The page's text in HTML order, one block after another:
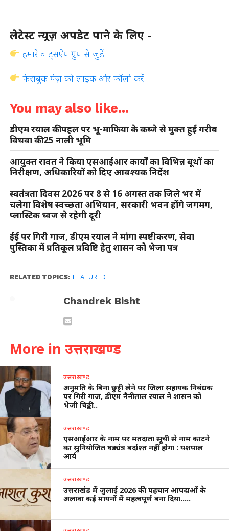
लेटेस्ट न्यूज़ अपडेट पाने के लिए -
हमारे वाट्सऐप ग्रुप से जुड़ें
फेसबुक पेज़ को लाइक और फॉलो करें
You may also like...
डीएम रयाल की पहल पर भू-माफिया के कब्जे से मुक्त हुई गरीब
विधवा की 25 नाली भूमि
आयुक्त रावत ने किया एसआईआर कार्यों का विभिन्न बूथों का
निरीक्षण, अधिकारियों को दिए आवश्यक निर्देश
स्वतंत्रता दिवस 2026 पर 8 से 16 अगस्त तक जिले भर में
चलेगा विशेष स्वच्छता अभियान, सरकारी भवन होंगे जगमग,
प्लास्टिक ध्वज से रहेगी दूरी
ईई पर गिरी गाज, डीएम रयाल ने मांगा स्पष्टीकरण, सेवा
पुस्तिका में प्रतिकूल प्रविष्टि हेतु शासन को भेजा पत्र
RELATED TOPICS: FEATURED
Chandrek Bisht
More in उत्तराखण्ड
उत्तराखण्ड
अनुमति के बिना छुट्टी लेने पर जिला सहायक निबंधक
पर गिरी गाज, डीएम नैनीताल रयाल ने शासन को
भेजी चिठ्ठी…
उत्तराखण्ड
एसआईआर के नाम पर मतदाता सूची से नाम काटने
का सुनियोजित षड्यंत्र बर्दाश्त नहीं होगा : यशपाल
आर्य
उत्तराखण्ड
उत्तराखंड में जुलाई 2026 की पहचान आपदाओं के
अलावा कई मायनों में महत्वपूर्ण बना दिया…..